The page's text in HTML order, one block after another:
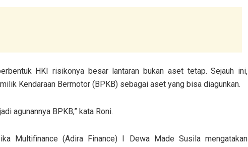
HKI risikonya besar lantaran bukan aset tetap. Sejauh ini,
Kendaraan Bermotor (BPKB) sebagai aset yang bisa diagunkan.
agunannya BPKB,” kata Roni.
Multifinance (Adira Finance) I Dewa Made Susila mengatakan